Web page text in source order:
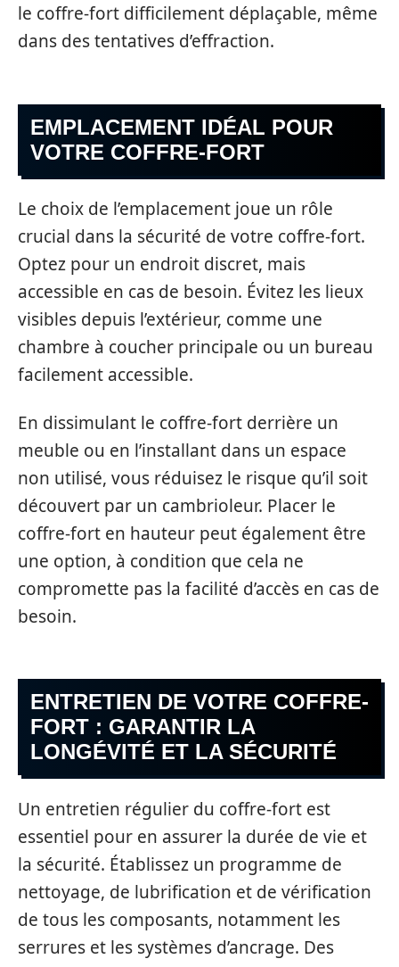
le coffre-fort difficilement déplaçable, même
dans des tentatives d’effraction.
EMPLACEMENT IDÉAL POUR
VOTRE COFFRE-FORT
Le choix de l’emplacement joue un rôle
crucial dans la sécurité de votre coffre-fort.
Optez pour un endroit discret, mais
accessible en cas de besoin. Évitez les lieux
visibles depuis l’extérieur, comme une
chambre à coucher principale ou un bureau
facilement accessible.
En dissimulant le coffre-fort derrière un
meuble ou en l’installant dans un espace
non utilisé, vous réduisez le risque qu’il soit
découvert par un cambrioleur. Placer le
coffre-fort en hauteur peut également être
une option, à condition que cela ne
compromette pas la facilité d’accès en cas de
besoin.
ENTRETIEN DE VOTRE COFFRE-
FORT : GARANTIR LA
LONGÉVITÉ ET LA SÉCURITÉ
Un entretien régulier du coffre-fort est
essentiel pour en assurer la durée de vie et
la sécurité. Établissez un programme de
nettoyage, de lubrification et de vérification
de tous les composants, notamment les
serrures et les systèmes d’ancrage. Des